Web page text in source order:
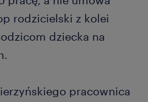
rodzicielski z kolei
dziecka na
pracownica